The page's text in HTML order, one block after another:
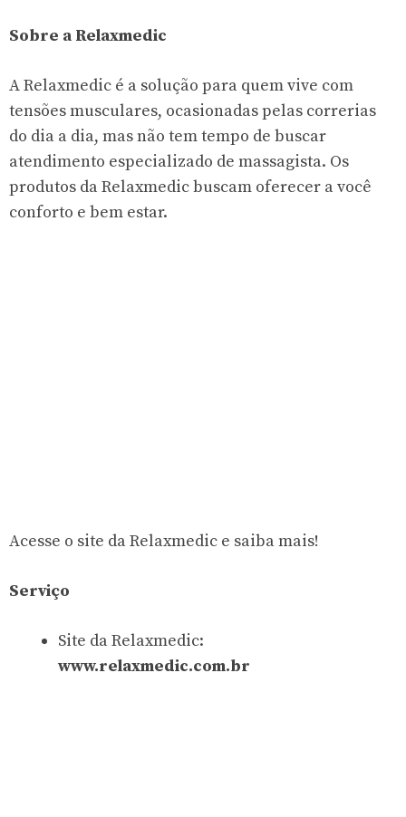
Sobre a Relaxmedic
A Relaxmedic é a solução para quem vive com
tensões musculares, ocasionadas pelas correrias
do dia a dia, mas não tem tempo de buscar
atendimento especializado de massagista. Os
produtos da Relaxmedic buscam oferecer a você
conforto e bem estar.
Acesse o site da Relaxmedic e saiba mais!
Serviço
Site da Relaxmedic:
www.relaxmedic.com.br